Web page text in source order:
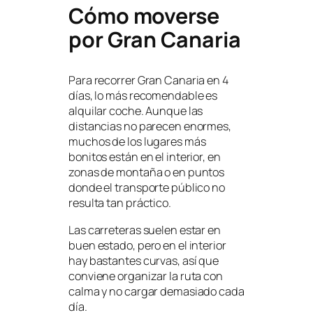
Cómo moverse
por Gran Canaria
Para recorrer Gran Canaria en 4
días, lo más recomendable es
alquilar coche. Aunque las
distancias no parecen enormes,
muchos de los lugares más
bonitos están en el interior, en
zonas de montaña o en puntos
donde el transporte público no
resulta tan práctico.
Las carreteras suelen estar en
buen estado, pero en el interior
hay bastantes curvas, así que
conviene organizar la ruta con
calma y no cargar demasiado cada
día.